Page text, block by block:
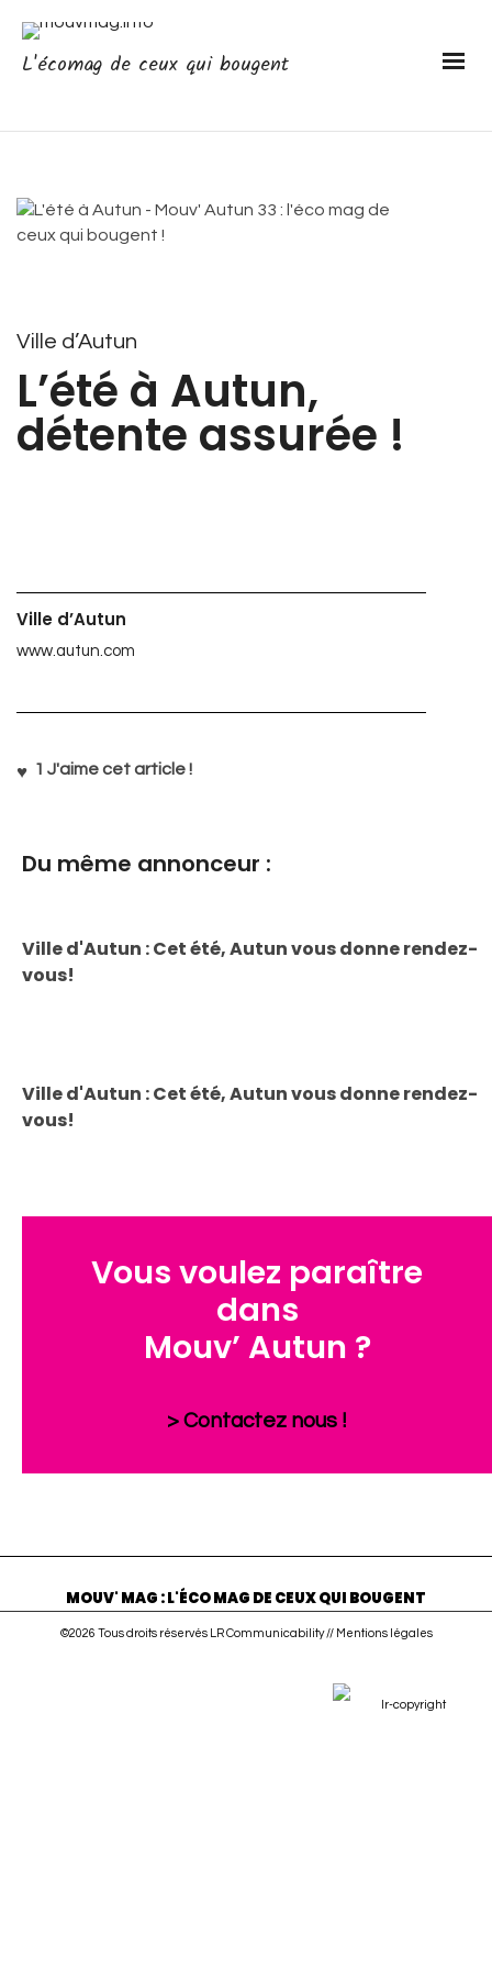
L'écomag de ceux qui bougent
Ville d’Autun
L’été à Autun,
détente assurée !
Ville d’Autun
www.autun.com
1 J'aime cet article !
Du même annonceur :
Ville d'Autun : Cet été, Autun vous donne rendez-
vous!
Ville d'Autun : Cet été, Autun vous donne rendez-
vous!
Vous voulez paraître
dans
Mouv’ Autun ?
> Contactez nous !
MOUV' MAG : L'ÉCO MAG DE CEUX QUI BOUGENT
©2026 Tous droits réservés LR Communicability // Mentions légales